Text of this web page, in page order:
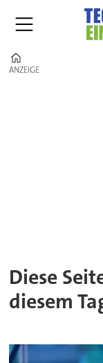
ANZEIGE
ANZEIGE
Diese
diesem